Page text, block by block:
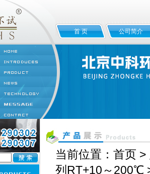
首 页 公司简介
当前位置： 首页 >
列RT+10～200℃